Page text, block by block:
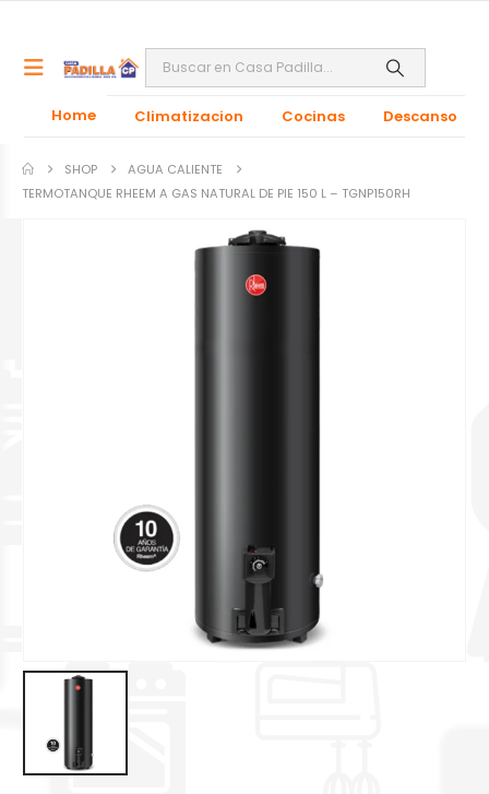
Home Climatizacion Cocinas Descanso
SHOP
AGUA CALIENTE
TERMOTANQUE RHEEM A GAS NATURAL DE PIE 150 L – TGNP150RH